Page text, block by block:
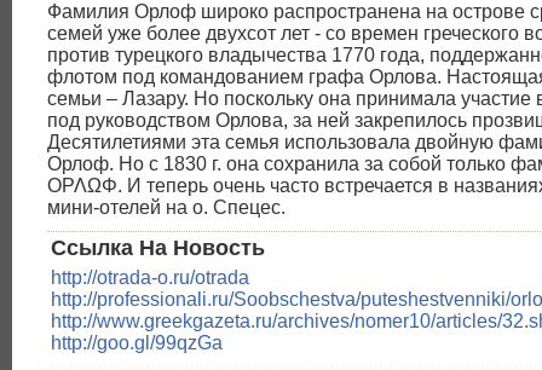
Фамилия Орлоф широко распространена на острове
семей уже более двухсот лет - со времен греческого
против турецкого владычества 1770 года,
флотом под командованием графа Орлова.
семьи – Лазару. Но поскольку она принимала участие
под руководством Орлова, за ней закрепилось
Десятилетиями эта семья использовала двойную
Орлоф. Но с 1830 г. она сохранила за собой только
ΟΡΛΩΦ. И теперь очень часто встречается в
мини-отелей на о. Спецес.
Ссылка На Новость
http://otrada-o.ru/otrada
http://professionali.ru/Soobschestva/puteshestvenniki/
http://www.greekgazeta.ru/archives/nomer10/articles/
http://goo.gl/99qzGa